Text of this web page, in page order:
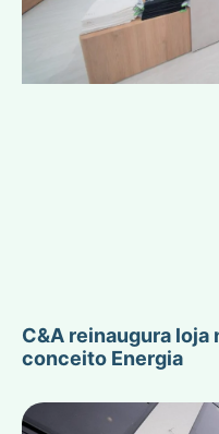
C&A reinaugura loja
conceito Energia